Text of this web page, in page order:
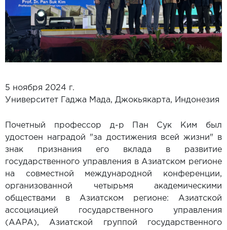
5 ноября 2024 г.
Университет Гаджа Мада, Джокьякарта, Индонезия
Почетный профессор д-р Пан Сук Ким был
удостоен наградой "за достижения всей жизни" в
знак признания его вклада в развитие
государственного управления в Азиатском регионе
на совместной международной конференции,
организованной четырьмя академическими
обществами в Азиатском регионе: Азиатской
ассоциацией государственного управления
(AAPA), Азиатской группой государственного